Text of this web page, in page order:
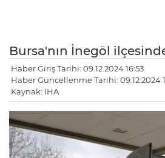
Bursa'nın İnegöl
Haber Giriş Tarihi: 09.12.2024 16:53
Haber Güncellenme Tarihi: 09.12.2024
Kaynak: İHA